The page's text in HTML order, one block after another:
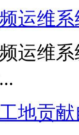
运维系
运维
地贡